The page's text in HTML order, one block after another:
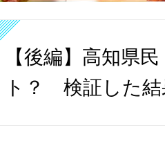
【後編】高知県
ト？ 検証した結